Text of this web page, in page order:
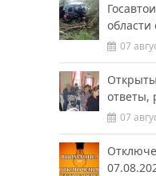
07
ответы,
07